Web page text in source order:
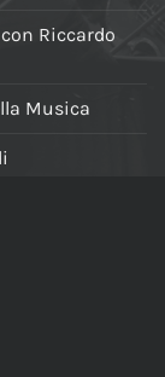
Riccardo
Musica